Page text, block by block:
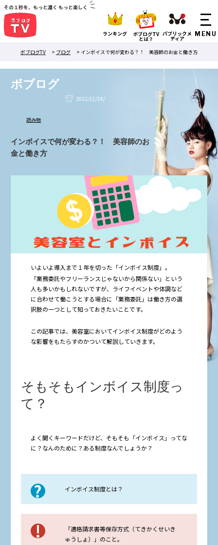
その１秒を、もっと濃く もっと楽しく
ランキング ボブログTV
とは？
パブリックメ
ディア
ボブログTV
> ブログ > インボイスで何が変わる？！ 美容師のお金と働き方
ボブログ
2022/11/24/
読み物
インボイスで何が変わる？！ 美容師のお
金と働き方
いよいよ導入まで１年を切った「インボイス制度」。
「業務委託やフリーランスじゃないから関係ない」という
人も多いかもしれないですが、ライフイベントや体調など
に合わせて働こうとする場合に「業務委託」は働き方の選
択肢の一つとして知っておきたいことです。
この記事では、美容室においてインボイス制度がどのよう
な影響をもたらすのかついて解説していきます。
そもそもインボイス制度っ
て？
よく聞くキーワードだけど、そもそも「インボイス」ってな
に？なんのために？ある制度なんでしょうか？
インボイス制度とは？
「適格請求書等保存方式（てきかくせいき
ゅうしょ）」のこと。